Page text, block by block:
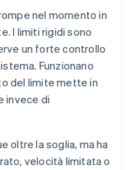
nel momento in
I limiti rigidi sono
un forte controllo
Funzionano
del limite mette in
invece di
oltre la soglia, ma ha
velocità limitata o